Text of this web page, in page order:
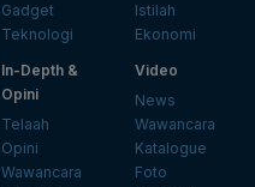
Gadget
Teknologi
Istilah
Ekonomi
In-Depth &
Opini
Telaah
Opini
Wawancara
Video
News
Wawancara
Katalogue
Foto